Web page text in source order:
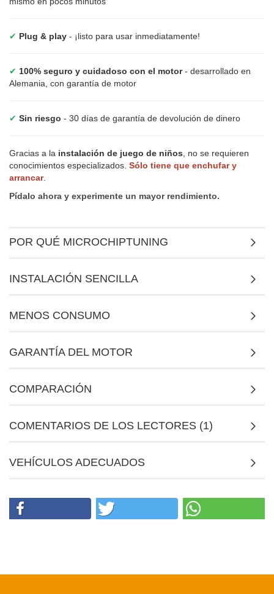
✔ Plug & play - ¡listo para usar inmediatamente!
✔ 100% seguro y cuidadoso con el motor- desarrollado en
Alemania, con garantía de motor
✔ Sin riesgo - 30 días de garantía de devolución de dinero
Gracias a la instalación de juego de niños , no se requieren
conocimientos especializados. Sólo tiene que enchufar y
arrancar.
Pídalo ahora y experimente un mayor rendimiento.
POR QUÉ MICROCHIPTUNING
INSTALACIÓN SENCILLA
MENOS CONSUMO
GARANTÍA DEL MOTOR
COMPARACIÓN
COMENTARIOS DE LOS LECTORES (1)
VEHÍCULOS ADECUADOS